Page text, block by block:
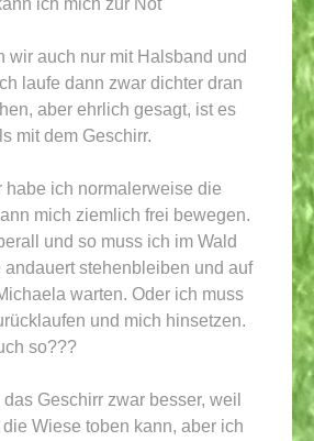
ich mich zur Not
wir auch nur mit Halsband und
laufe dann zwar dichter dran
aber ehrlich gesagt, ist es
mit dem Geschirr.
habe ich normalerweise die
mich ziemlich frei bewegen.
und so muss ich im Wald
andauert stehenbleiben und auf
warten. Oder ich muss
und mich hinsetzen.
so???
Geschirr zwar besser, weil
Wiese toben kann, aber ich